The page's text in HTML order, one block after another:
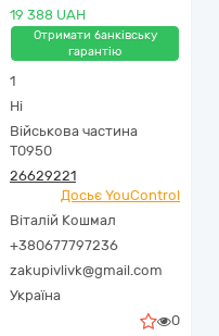
19 388 UAH
Отримати банківську
гарантію
1
Ні
Військова частина
Т0950
26629221
Досьє YouControl
Віталій Кошмал
+380677797236
zakupivlivk@gmail.com
Україна
0